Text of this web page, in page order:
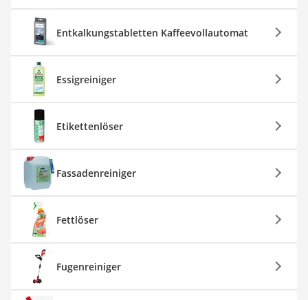
Entkalkungstabletten Kaffeevollautomat
Essigreiniger
Etikettenlöser
Fassadenreiniger
Fettlöser
Fugenreiniger